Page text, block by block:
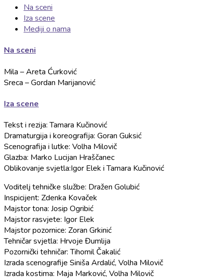
Na sceni
Iza scene
Mediji o nama
Na sceni
Mila – Areta Ćurković
Sreca – Gordan Marijanović
Iza scene
Tekst i rezija: Tamara Kučinović
Dramaturgija i koreografija: Goran Guksić
Scenografija i lutke: Volha Milovič
Glazba: Marko Lucijan Hraščanec
Oblikovanje svjetla:Igor Elek i Tamara Kučinović
Voditelj tehničke službe: Dražen Golubić
Inspicijent: Zdenka Kovaček
Majstor tona: Josip Ogribić
Majstor rasvjete: Igor Elek
Majstor pozornice: Zoran Grkinić
Tehničar svjetla: Hrvoje Đumlija
Pozornički tehničar: Tihomil Čakalić
Izrada scenografije Siniša Ardalić, Volha Milovič
Izrada kostima: Maja Marković, Volha Milovič